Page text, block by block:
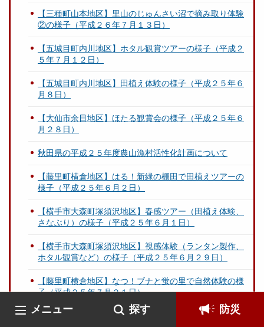
メニュー 探す 防災
【三種町山本地区】里山のじゅんさい沼で摘み取り体験
②の様子（平成２６年７月１３日）
【五城目町内川地区】ホタル観賞ツアーの様子（平成２
５年７月１２日）
【五城目町内川地区】田植え体験の様子（平成２５年６
月８日）
【大仙市余目地区】ほたる観賞会の様子（平成２５年６
月２８日）
秋田県の平成２５年度農山漁村活性化計画について
【藤里町横倉地区】はる！新緑の棚田で田植えツアーの
様子（平成２５年６月２日）
【横手市大森町塚須沢地区】春感ツアー（田植え体験、
さなぶり）の様子（平成２５年６月１日）
【横手市大森町塚須沢地区】視感体験（ランタン製作、
ホタル観賞など）の様子（平成２５年６月２９日）
【藤里町横倉地区】なつ！ブナと蛍の里で自然体験の様
子（平成２５年７月２１日）
【横手市大森町塚須沢地区】夏感体験（かかし作り、漬